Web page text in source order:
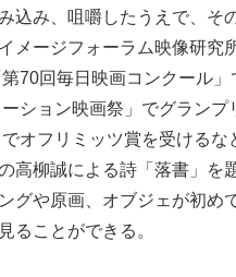
込み、咀嚼したうえで、そ
メージフォーラム映像研究
70回毎日映画コンクール」
ション映画祭」でグランプ
オフリミッツ賞を受けるな
高柳誠による詩「落書」を
グや原画、オブジェが初め
ることができる。